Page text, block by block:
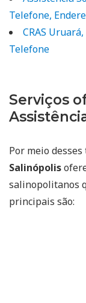
Telefone,
CRAS
Telefone
Serviços
Por meio
Salinópolis
salinopolitanos
principais são: